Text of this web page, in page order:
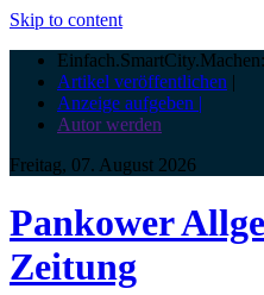
Skip to content
Artikel veröffentlichen |
Anzeige aufgeben |
Autor werden
Freitag, 07. August 2026
Pankower
Zeitung